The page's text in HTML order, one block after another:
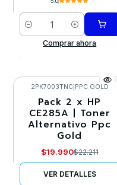
Cantidad
Comprar ahora
-10%
Agotado
2PK7003TNC| PPC GOLD
Pack 2 x HP
CE285A | Toner
Alternativo Ppc
Gold
$19.990$22.211
VER DETALLES